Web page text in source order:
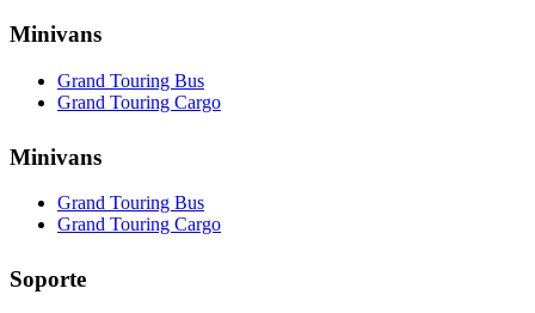
Minivans
Grand Touring Bus
Grand Touring Cargo
Minivans
Grand Touring Bus
Grand Touring Cargo
Soporte